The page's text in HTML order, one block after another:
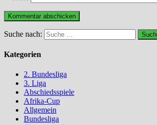
Suche nach:
Kategorien
2. Bundesliga
3. Liga
Abschiedsspiele
Afrika-Cup
Allgemein
Bundesliga